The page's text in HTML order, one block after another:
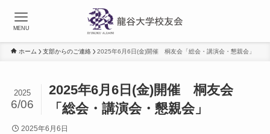
MENU
ホーム 支部からのご連絡 2025年6月6日(金)開催 桐友会「総会・講演会・懇親会」
2025年6月6日(金)開催 桐友会
「総会・講演会・懇親会」
2025
6/06
2025年6月6日